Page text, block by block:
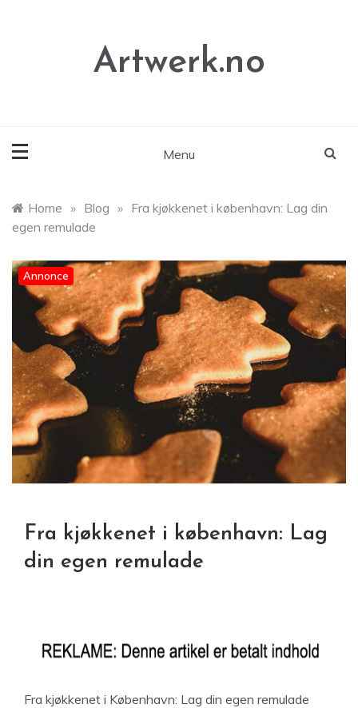
Artwerk.no
Menu
Home » Blog » Fra kjøkkenet i københavn: Lag din
egen remulade
Annonce
Fra kjøkkenet i københavn: Lag
din egen remulade
Fra kjøkkenet i København: Lag din egen remulade